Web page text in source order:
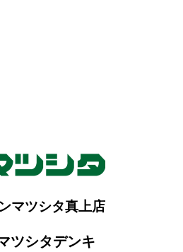
マツシタ真上店
ツシタデンキ